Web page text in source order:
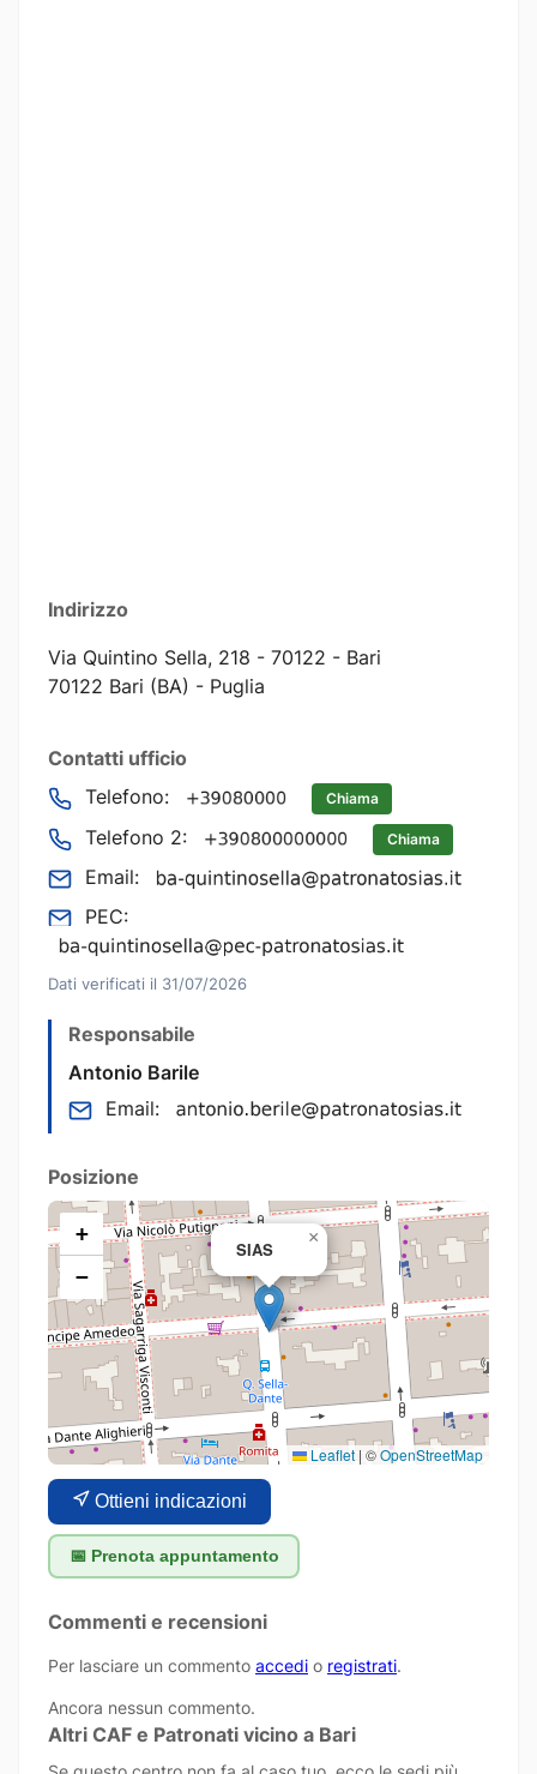
Indirizzo
Via Quintino Sella, 218 - 70122 - Bari
70122 Bari (BA) - Puglia
Contatti ufficio
Telefono:
Chiama
Telefono 2: Chiama
Email:
PEC:
Dati verificati il 31/07/2026
Responsabile
Antonio Barile
Email:
Posizione
SIAS
×
+
−
Leaflet | ©OpenStreetMap
Ottieni indicazioni
📅 Prenota appuntamento
Commenti e recensioni
Per lasciare un commento accedi o registrati.
Ancora nessun commento.
Altri CAF e Patronati vicino a Bari